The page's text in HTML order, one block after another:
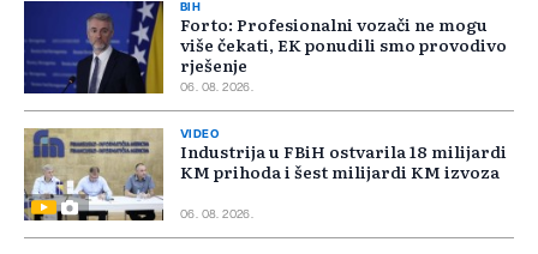
BIH
Forto: Profesionalni vozači ne mogu
više čekati, EK ponudili smo provodivo
rješenje
06. 08. 2026.
VIDEO
Industrija u FBiH ostvarila 18 milijardi
KM prihoda i šest milijardi KM izvoza
06. 08. 2026.